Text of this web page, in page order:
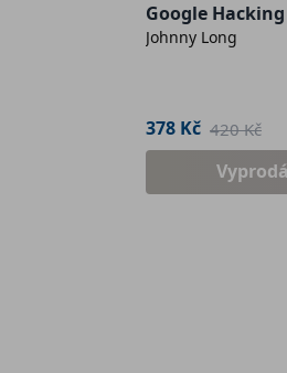
Google
Johnny Long
378 Kč 420 Kč